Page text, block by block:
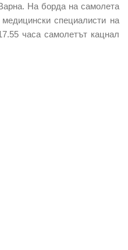
На борда на самолета
специалисти на
часа самолетът кацнал